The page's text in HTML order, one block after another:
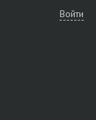
Войти